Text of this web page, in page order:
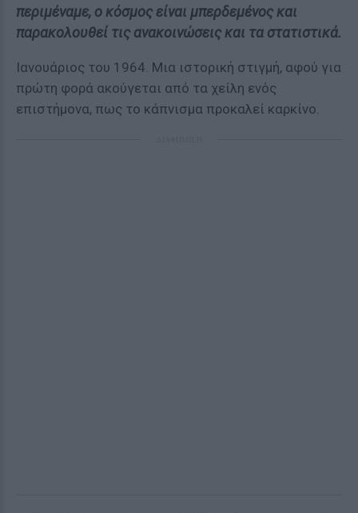
περιμέναμε, ο κόσμος είναι μπερδεμένος και
παρακολουθεί τις ανακοινώσεις και τα στατιστικά.
Ιανουάριος του 1964. Μια ιστορική στιγμή, αφού για
πρώτη φορά ακούγεται από τα χείλη ενός
επιστήμονα, πως το κάπνισμα προκαλεί καρκίνο.